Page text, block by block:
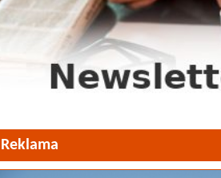
Reklama